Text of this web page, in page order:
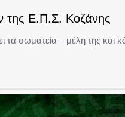
της Ε.Π.Σ. Κοζάνης
σωματεία – μέλη της και